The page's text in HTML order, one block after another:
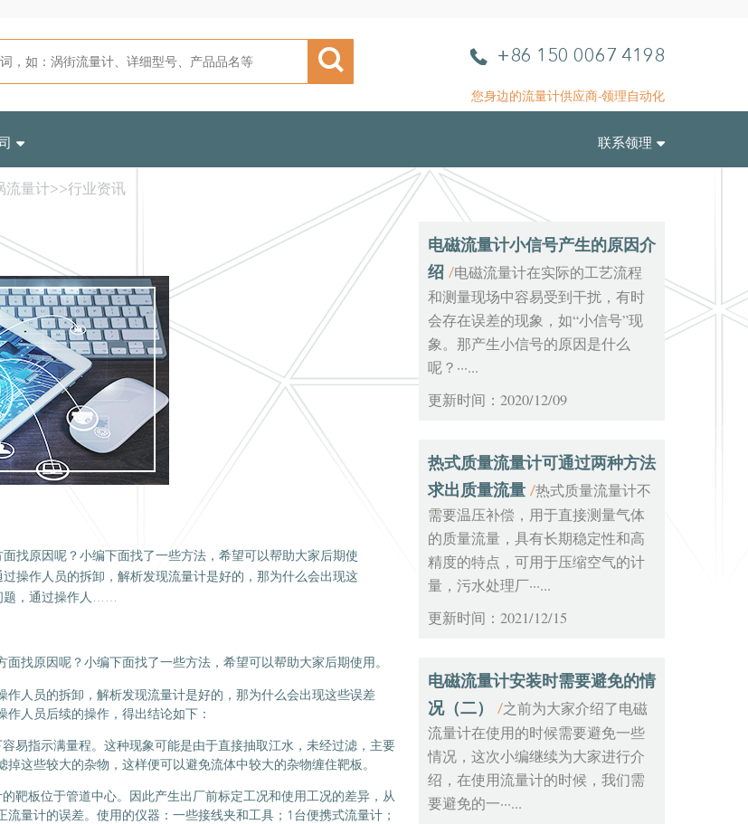
u
n
电
话
+86 150 0067 4198
您身边的流量计供应商-领理自动化
联系领理
流量计>>行业资讯
找原因呢？小编下面找了一些方法，希望可以帮助大家后期使
操作人员的拆卸，解析发现流量计是好的，那为什么会出现这
题，通过操作人……
找原因呢？小编下面找了一些方法，希望可以帮助大家后期使用。
人员的拆卸，解析发现流量计是好的，那为什么会出现这些误差
人员后续的操作，得出结论如下：
易指示满量程。这种现象可能是由于直接抽取江水，未经过滤，主要
这些较大的杂物，这样便可以避免流体中较大的杂物缠住靶板。
靶板位于管道中心。因此产生出厂前标定工况和使用工况的差异，从
量计的误差。使用的仪器：一些接线夹和工具；1台便携式流量计；
电磁流量计小信号产生的原因介
绍 /电磁流量计在实际的工艺流程
和测量现场中容易受到干扰，有时
会存在误差的现象，如“小信号”现
象。那产生小信号的原因是什么
呢？···...
更新时间：2020/12/09
热式质量流量计可通过两种方法
求出质量流量 /热式质量流量计不
需要温压补偿，用于直接测量气体
的质量流量，具有长期稳定性和高
精度的特点，可用于压缩空气的计
量，污水处理厂···...
更新时间：2021/12/15
电磁流量计安装时需要避免的情
况（二）
/之前为大家介绍了电磁
流量计在使用的时候需要避免一些
情况，这次小编继续为大家进行介
绍，在使用流量计的时候，我们需
要避免的一···...